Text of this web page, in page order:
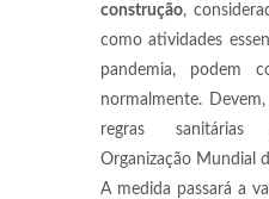
construção,
como atividades
pandemia, podem
normalmente.
regras sanitárias
Organização Mundial
A medida passará a